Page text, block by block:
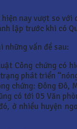
nay vượt so
lập trước khi có
những vấn đề sau:
Công chứng
phát triển
chứng: Đông
có tới 05 Văn
ở nhiều huyện